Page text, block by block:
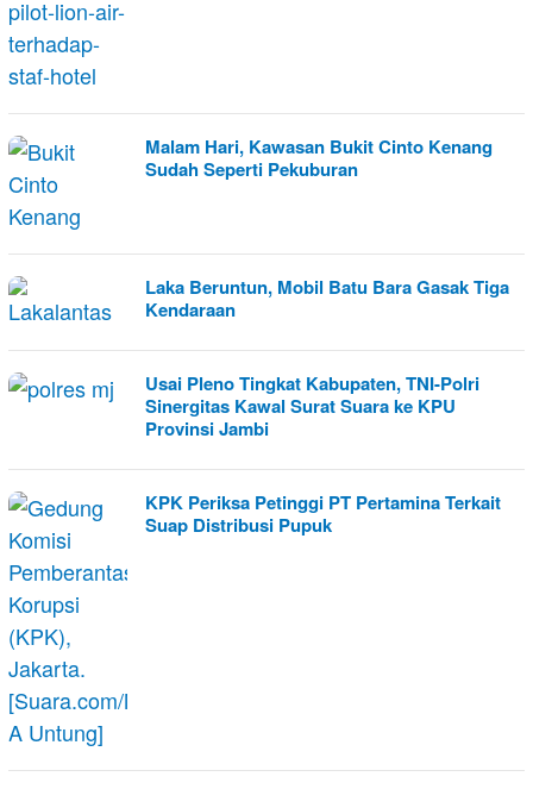
Malam Hari, Kawasan Bukit Cinto Kenang
Sudah Seperti Pekuburan
Laka Beruntun, Mobil Batu Bara Gasak Tiga
Kendaraan
Usai Pleno Tingkat Kabupaten, TNI-Polri
Sinergitas Kawal Surat Suara ke KPU
Provinsi Jambi
KPK Periksa Petinggi PT Pertamina Terkait
Suap Distribusi Pupuk